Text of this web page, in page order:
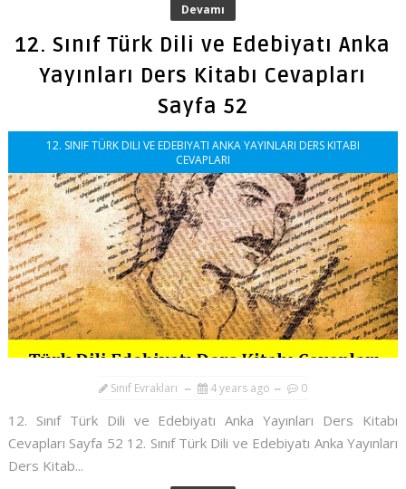
Devamı
12. Sınıf Türk Dili ve Edebiyatı Anka
Yayınları Ders Kitabı Cevapları
Sayfa 52
12. SINIF TÜRK DILI VE EDEBIYATI ANKA YAYINLARI DERS KITABI
CEVAPLARI
Sınıf Evrakları 4 years ago 0
12. Sınıf Türk Dili ve Edebiyatı Anka Yayınları Ders Kitabı
Cevapları Sayfa 52 12. Sınıf Türk Dili ve Edebiyatı Anka Yayınları
Ders Kitab...